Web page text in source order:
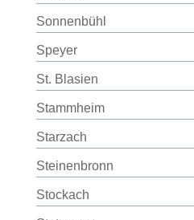
Sonnenbühl
Speyer
St. Blasien
Stammheim
Starzach
Steinenbronn
Stockach